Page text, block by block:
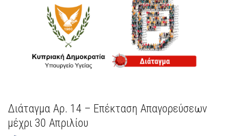
Διάταγμα Αρ. 14 – Επέκταση Απαγορεύσεων
μέχρι 30 Απριλίου